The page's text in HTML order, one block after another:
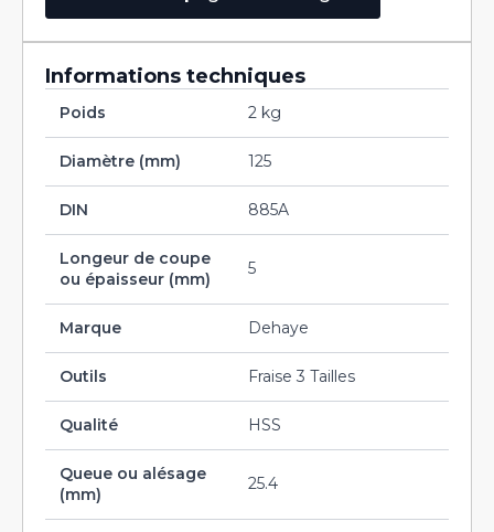
Informations techniques
Poids 2 kg
Diamètre (mm) 125
DIN 885A
Longeur de coupe
ou épaisseur (mm)
5
Marque Dehaye
Outils Fraise 3 Tailles
Qualité HSS
Queue ou alésage
(mm)
25.4